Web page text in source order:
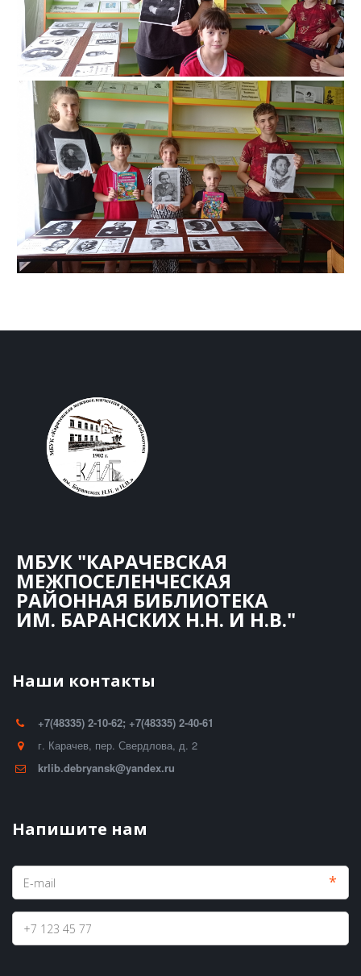
МБУК "КАРАЧЕВСКАЯ
МЕЖПОСЕЛЕНЧЕСКАЯ
РАЙОННАЯ БИБЛИОТЕКА
ИМ. БАРАНСКИХ Н.Н. И Н.В."
Наши контакты
+7(48335) 2-10-62; +7(48335) 2-40-61
г. Карачев, пер. Свердлова, д. 2
krlib.debryansk@yandex.ru
Напишите нам
*